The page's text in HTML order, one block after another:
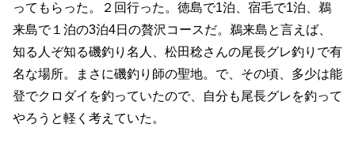
ってもらった。２回行った。徳島で1泊、宿毛で1泊、鵜
来島で１泊の3泊4日の贅沢コースだ。鵜来島と言えば、
知る人ぞ知る磯釣り名人、松田稔さんの尾長グレ釣りで有
名な場所。まさに磯釣り師の聖地。で、その頃、多少は能
登でクロダイを釣っていたので、自分も尾長グレを釣って
やろうと軽く考えていた。